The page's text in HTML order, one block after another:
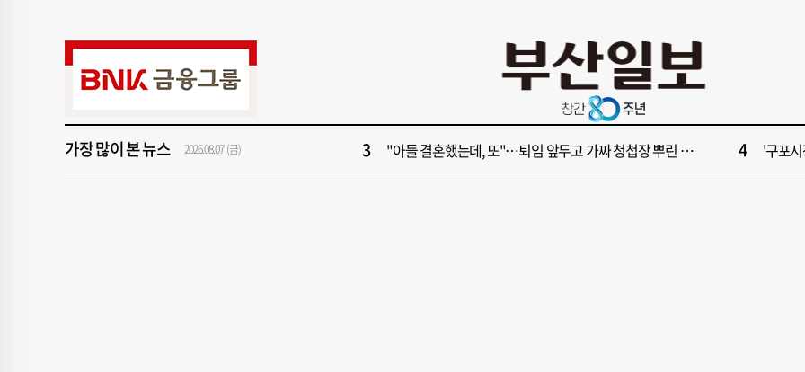
가장 많이 본 뉴스 2026.08.07 (금)
[속보] 제13호 태풍 돌핀 경로, 내주 중국 상륙…'불가마 더위' 언제까지 해수
"아들 결혼했는데, 또"…퇴임 앞두고 가짜 청첩장 뿌린 초등 교장 송치 '구포
5 [부산일보 오늘의 운세] 8월 5일(음 6월 23일) 6 창업